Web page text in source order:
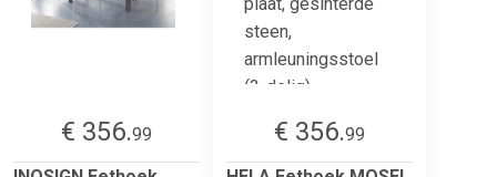
€ 356.99
€ 356.99